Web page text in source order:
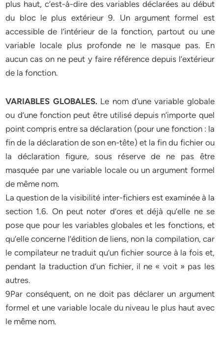
plus haut, c’est-à-dire des variables déclarées au début
du bloc le plus extérieur 9. Un argument formel est
accessible de l’intérieur de la fonction, partout ou une
variable locale plus profonde ne le masque pas. En
aucun cas on ne peut y faire référence depuis l’extérieur
de la fonction.
VARIABLES GLOBALES.Le nom d’une variable globale
ou d’une fonction peut être utilisé depuis n’importe quel
point compris entre sa déclaration (pour une fonction : la
fin de la déclaration de son en-tête) et la fin du fichier ou
la déclaration figure, sous réserve de ne pas être
masquée par une variable locale ou un argument formel
de même nom.
La question de la visibilité inter-fichiers est examinée à la
section 1.6. On peut noter d’ores et déjà qu’elle ne se
pose que pour les variables globales et les fonctions, et
qu’elle concerne l’édition de liens, non la compilation, car
le compilateur ne traduit qu’un fichier source à la fois et,
pendant la traduction d’un fichier, il ne « voit » pas les
autres.
9Par conséquent, on ne doit pas déclarer un argument
formel et une variable locale du niveau le plus haut avec
le même nom.